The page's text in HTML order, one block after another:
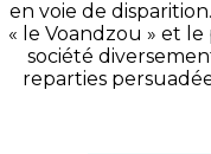
en voie de
« le Voandzou » et le
société
reparties